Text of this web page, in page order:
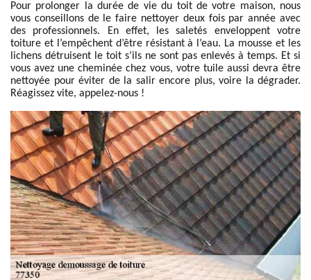
Pour prolonger la durée de vie du toit de votre maison, nous
vous conseillons de le faire nettoyer deux fois par année avec
des professionnels. En effet, les saletés enveloppent votre
toiture et l’empêchent d’être résistant à l’eau. La mousse et les
lichens détruisent le toit s’ils ne sont pas enlevés à temps. Et si
vous avez une cheminée chez vous, votre tuile aussi devra être
nettoyée pour éviter de la salir encore plus, voire la dégrader.
Réagissez vite, appelez-nous !